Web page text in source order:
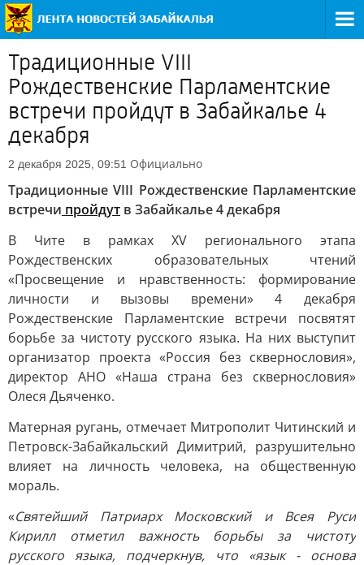
Традиционные VIII
Рождественские Парламентские
встречи пройдут в Забайкалье 4
декабря
2 декабря 2025, 09:51 Официально
Традиционные VIII Рождественские Парламентские
встречи пройдут в Забайкалье 4 декабря
В Чите в рамках XV регионального этапа
Рождественских образовательных чтений
«Просвещение и нравственность: формирование
личности и вызовы времени» 4 декабря
Рождественские Парламентские встречи посвятят
борьбе за чистоту русского языка. На них выступит
организатор проекта «Россия без сквернословия»,
директор АНО «Наша страна без сквернословия»
Олеся Дьяченко.
Матерная ругань, отмечает Митрополит Читинский и
Петровск-Забайкальский Димитрий, разрушительно
влияет на личность человека, на общественную
мораль.
«Святейший Патриарх Московский и Всея Руси
Кирилл отметил важность борьбы за чистоту
русского языка, подчеркнув, что «язык - основа